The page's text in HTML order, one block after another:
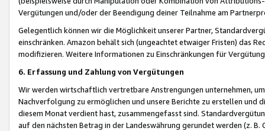
Vergütungen und/oder der Beendigung deiner Teilnahme am
Gelegentlich können wir die Möglichkeit unserer Partner,
einschränken. Amazon behält sich (ungeachtet etwaiger Fristen) das
modifizieren. Weitere Informationen zu Einschränkungen für
6. Erfassung und Zahlung von Vergütungen
Wir werden wirtschaftlich vertretbare Anstrengungen unternehmen,
Nachverfolgung zu ermöglichen und unsere Berichte zu erstellen und
diesem Monat verdient hast, zusammengefasst sind.
auf den nächsten Betrag in der Landeswährung gerundet werden (z.